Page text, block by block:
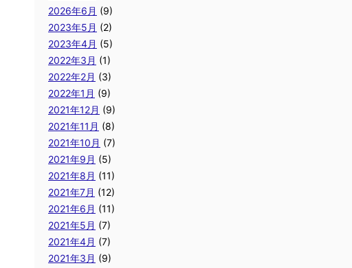
2026年6月 (9)
2023年5月 (2)
2023年4月 (5)
2022年3月 (1)
2022年2月 (3)
2022年1月 (9)
2021年12月 (9)
2021年11月 (8)
2021年10月 (7)
2021年9月 (5)
2021年8月 (11)
2021年7月 (12)
2021年6月 (11)
2021年5月 (7)
2021年4月 (7)
2021年3月 (9)